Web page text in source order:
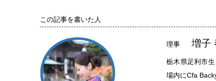
この記事を書いた人
理事 増子
栃木県足利市
場内にCfa